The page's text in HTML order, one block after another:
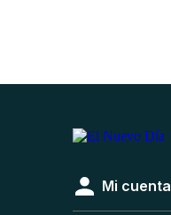
Mi cuenta